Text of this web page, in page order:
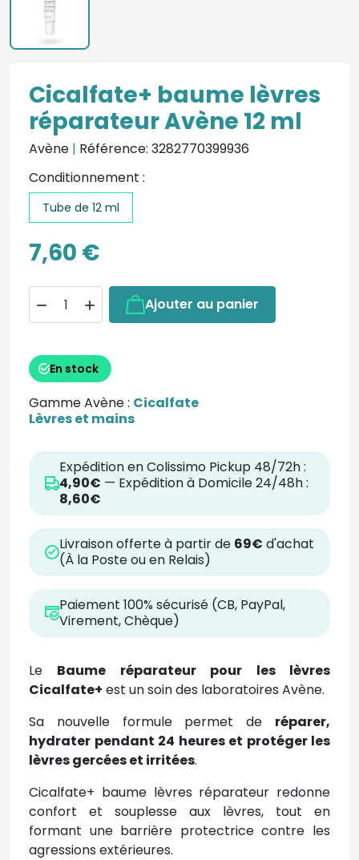
Cicalfate+ baume lèvres
réparateur Avène 12 ml
Avène | Référence: 3282770399936
Conditionnement :
Tube de 12 ml
7,60 €
  Ajouter au panier
En stock
Gamme Avène : Cicalfate
Lèvres et mains
Expédition en Colissimo Pickup 48/72h :
4,90€ — Expédition à Domicile 24/48h :
8,60€
Livraison offerte à partir de 69€ d'achat
(À la Poste ou en Relais)
Paiement 100% sécurisé (CB, PayPal,
Virement, Chèque)
Le Baume réparateur pour les lèvres
Cicalfate+ est un soin des laboratoires Avène.
Sa nouvelle formule permet de réparer,
hydrater pendant 24 heures et protéger les
lèvres gercées et irritées.
Cicalfate+ baume lèvres réparateur redonne
confort et souplesse aux lèvres, tout en
formant une barrière protectrice contre les
agressions extérieures.